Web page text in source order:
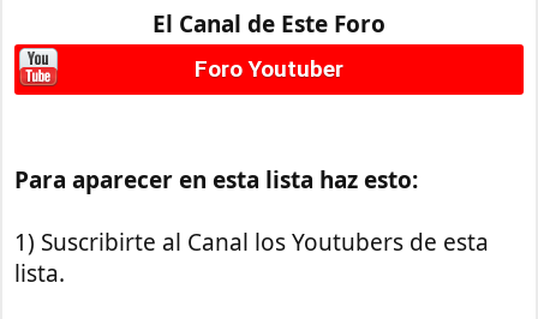
El Canal de Este Foro
Foro Youtuber
Para aparecer en esta lista haz esto:
1) Suscribirte al Canal los Youtubers de esta
lista.